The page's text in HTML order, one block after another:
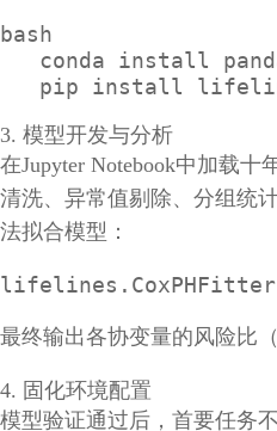
bash
conda install
pip install
3. 模型开发与分析
在Jupyter Notebook中加载
清洗、异常值剔除、分组统
法拟合模型：
lifelines.CoxPHFitter
最终输出各协变量的风险比
4. 固化环境配置
模型验证通过后，首要任务